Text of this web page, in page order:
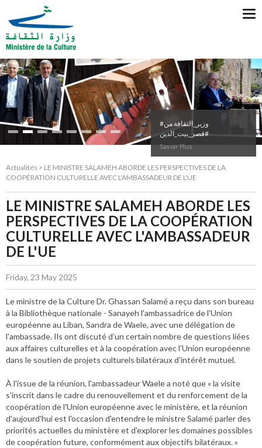
#وزير_الثقافة من
#قصر_بيت_الدين
Savoir Plus
Actualités > LE MINISTRE SALAMEH ABORDE LES PERSPECTIVES DE LA
COOPÉRATION CULTURELLE AVEC L'AMBASSADEUR DE L'UE
LE MINISTRE SALAMEH ABORDE LES
PERSPECTIVES DE LA COOPÉRATION
CULTURELLE AVEC L'AMBASSADEUR
DE L'UE
Friday, 23 May 2025
Le ministre de la Culture Dr. Ghassan Salamé a reçu dans son bureau
à la Bibliothèque nationale - Sanayeh l'ambassadrice de l'Union
européenne au Liban, Sandra de Waele, avec une délégation de
l'ambassade. Ils ont discuté d’un certain nombre de questions liées
aux affaires culturelles et à la coopération avec l’Union européenne
dans le soutien de projets culturels bilatéraux d’intérêt mutuel.
À l'issue de la réunion, l'ambassadeur Waele a noté que « la visite
s'inscrit dans le cadre du renouvellement et du renforcement de la
coopération de l'Union européenne avec le ministère, et la réunion
d'aujourd'hui est l'occasion d'entendre le ministre Salamé parler des
priorités actuelles du ministère et d'explorer les domaines possibles
de coopération future, conformément aux objectifs bilatéraux. »